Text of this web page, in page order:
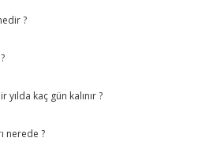
?
yılda kaç gün kalınır ?
nerede ?